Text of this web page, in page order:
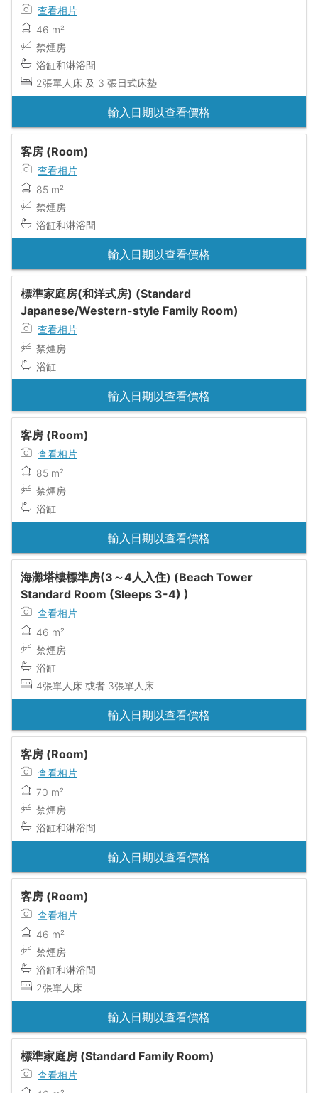
查看相片
46 m²
禁煙房
浴缸和淋浴間
2張單人床 及 3 張日式床墊
輸入日期以查看價格
客房 (Room)
查看相片
85 m²
禁煙房
浴缸和淋浴間
輸入日期以查看價格
標準家庭房(和洋式房) (Standard
Japanese/Western-style Family Room)
查看相片
禁煙房
浴缸
輸入日期以查看價格
客房 (Room)
查看相片
85 m²
禁煙房
浴缸
輸入日期以查看價格
海灘塔樓標準房(3～4人入住) (Beach Tower
Standard Room (Sleeps 3-4) )
查看相片
46 m²
禁煙房
浴缸
4張單人床 或者 3張單人床
輸入日期以查看價格
客房 (Room)
查看相片
70 m²
禁煙房
浴缸和淋浴間
輸入日期以查看價格
客房 (Room)
查看相片
46 m²
禁煙房
浴缸和淋浴間
2張單人床
輸入日期以查看價格
標準家庭房 (Standard Family Room)
查看相片